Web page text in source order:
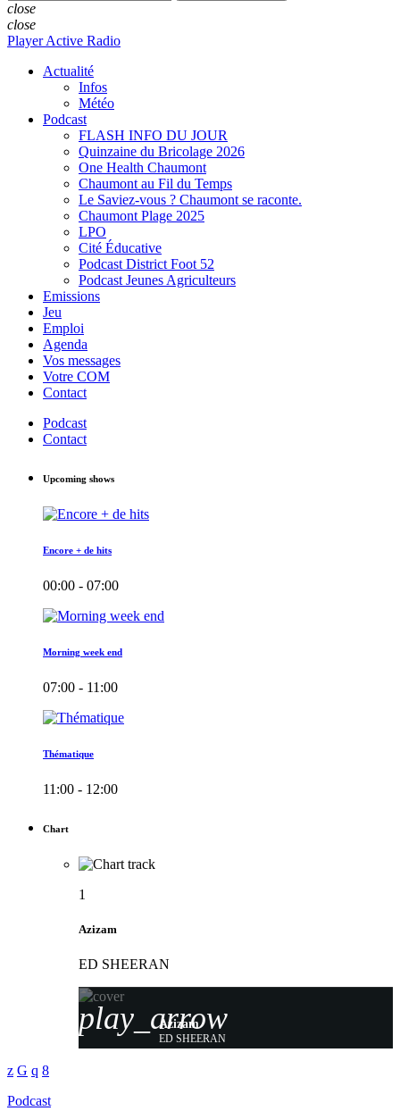
close
close
Player Active Radio
Actualité
Infos
Météo
Podcast
FLASH INFO DU JOUR
Quinzaine du Bricolage 2026
One Health Chaumont
Chaumont au Fil du Temps
Le Saviez-vous ? Chaumont se raconte.
Chaumont Plage 2025
LPO
Cité Éducative
Podcast District Foot 52
Podcast Jeunes Agriculteurs
Emissions
Jeu
Emploi
Agenda
Vos messages
Votre COM
Contact
Podcast
Contact
Upcoming shows
Encore + de hits
00:00 - 07:00
Morning week end
07:00 - 11:00
Thématique
11:00 - 12:00
Chart
1
Azizam
ED SHEERAN
play_arrow
Azizam
ED SHEERAN
Podcast